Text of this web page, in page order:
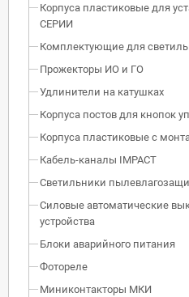
Корпуса пластиковые для
СЕРИИ
Комплектующие для
Прожекторы ИО и ГО
Удлинители на катушках
Корпуса постов для кнопок
Корпуса пластиковые с
Кабель-каналы IMPACT
Светильники
Силовые автоматические
устройства
Блоки аварийного питания
Фотореле
Миниконтакторы МКИ